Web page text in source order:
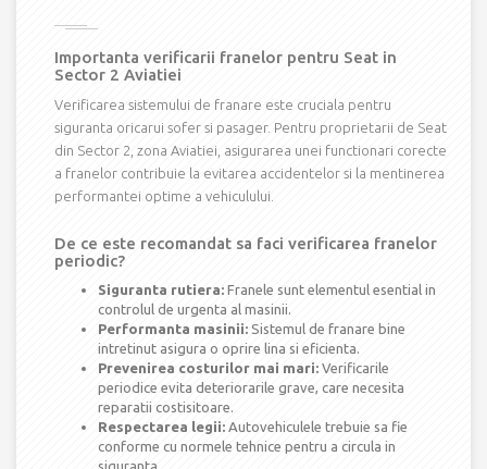
Importanta verificarii franelor pentru Seat in
Sector 2 Aviatiei
Verificarea sistemului de franare este cruciala pentru
siguranta oricarui sofer si pasager. Pentru proprietarii de Seat
din Sector 2, zona Aviatiei, asigurarea unei functionari corecte
a franelor contribuie la evitarea accidentelor si la mentinerea
performantei optime a vehiculului.
De ce este recomandat sa faci verificarea franelor
periodic?
Siguranta rutiera: Franele sunt elementul esential in
controlul de urgenta al masinii.
Performanta masinii: Sistemul de franare bine
intretinut asigura o oprire lina si eficienta.
Prevenirea costurilor mai mari: Verificarile
periodice evita deteriorarile grave, care necesita
reparatii costisitoare.
Respectarea legii: Autovehiculele trebuie sa fie
conforme cu normele tehnice pentru a circula in
siguranta.